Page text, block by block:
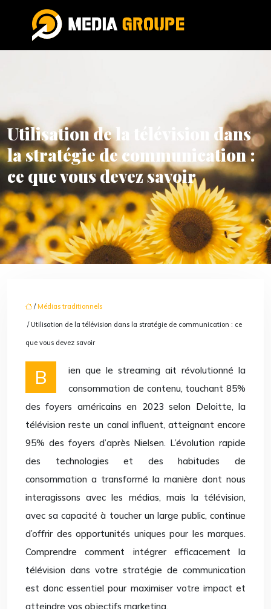
Utilisation de la télévision dans
la stratégie de communication :
ce que vous devez savoir
/Médias traditionnels
/ Utilisation de la télévision dans la stratégie de communication : ce
que vous devez savoir
Bien que le streaming ait révolutionné la
consommation de contenu, touchant 85%
des foyers américains en 2023 selon Deloitte, la
télévision reste un canal influent, atteignant encore
95% des foyers d’après Nielsen. L’évolution rapide
des technologies et des habitudes de
consommation a transformé la manière dont nous
interagissons avec les médias, mais la télévision,
avec sa capacité à toucher un large public, continue
d’offrir des opportunités uniques pour les marques.
Comprendre comment intégrer efficacement la
télévision dans votre stratégie de communication
est donc essentiel pour maximiser votre impact et
atteindre vos objectifs marketing.